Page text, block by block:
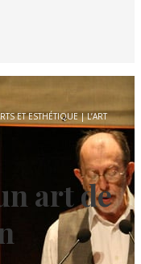
ET ESTHÉTIQUE|L’ART
art de